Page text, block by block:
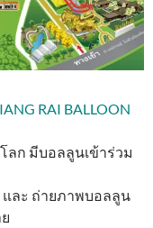
RAI BALLOON
ลก มีบอลลูนเข้าร่วม
ละ ถ่ายภาพบอลลูน